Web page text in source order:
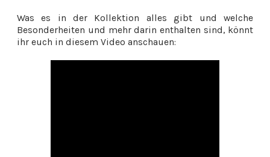
Was es in der Kollektion alles gibt und welche
Besonderheiten und mehr darin enthalten sind, könnt
ihr euch in diesem Video anschauen: